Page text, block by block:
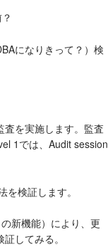
になりきって？）検
を実施します。監査
1では、Audit session
検証します。
新機能）により、更
してみる。